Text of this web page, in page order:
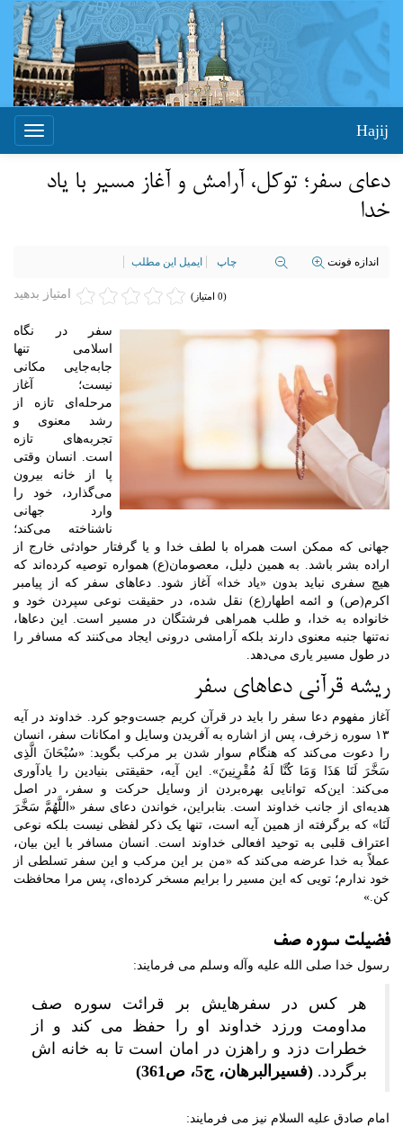
Toggle
Hajij
دعای سفر؛ توکل، آرامش و آغاز مسیر با یاد
خدا
اندازه فونت چاپ ایمیل این مطلب
امتیاز بدهید (0 امتیاز)
سفر در نگاه
اسلامی تنها
جابه‌جایی مکانی
نیست؛ آغاز
مرحله‌ای تازه از
رشد معنوی و
تجربه‌های تازه
است. انسان وقتی
پا از خانه بیرون
می‌گذارد، خود را
وارد جهانی
ناشناخته می‌کند؛
جهانی که ممکن است همراه با لطف خدا و یا گرفتار حوادثی خارج از
اراده بشر باشد. به همین دلیل، معصومان(ع) همواره توصیه کرده‌اند که
هیچ سفری نباید بدون «یاد خدا» آغاز شود. دعاهای سفر که از پیامبر
اکرم(ص) و ائمه اطهار(ع) نقل شده، در حقیقت نوعی سپردن خود و
خانواده به خدا، و طلب همراهی فرشتگان در مسیر است. این دعاها،
نه‌تنها جنبه معنوی دارند بلکه آرامشی درونی ایجاد می‌کنند که مسافر را
در طول مسیر یاری می‌دهد.
ریشه قرآنی دعاهای سفر
آغاز مفهوم دعا سفر را باید در قرآن کریم جست‌وجو کرد. خداوند در آیه
۱۳ سوره زخرف، پس از اشاره به آفریدن وسایل و امکانات سفر، انسان
را دعوت می‌کند که هنگام سوار شدن بر مرکب بگوید: «سُبْحَانَ الَّذِی
سَخَّرَ لَنَا هَذَا وَمَا کُنَّا لَهُ مُقْرِنِینَ». این آیه، حقیقتی بنیادین را یادآوری
می‌کند: این‌که توانایی بهره‌بردن از وسایل حرکت و سفر، در اصل
هدیه‌ای از جانب خداوند است. بنابراین، خواندن دعای سفر «اللَّهُمَّ سَخَّرَ
لَنَا» که برگرفته از همین آیه است، تنها یک ذکر لفظی نیست بلکه نوعی
اعتراف قلبی به توحید افعالی خداوند است. انسان مسافر با این بیان،
عملاً به خدا عرضه می‌کند که «من بر این مرکب و این سفر تسلطی از
خود ندارم؛ تویی که این مسیر را برایم مسخر کرده‌ای، پس مرا محافظت
کن.»
فضیلت سوره صف
رسول خدا صلی الله علیه وآله وسلم می فرمایند:
هر کس در سفرهایش بر قرائت سوره صف
مداومت ورزد خداوند او را حفظ می کند و از
خطرات دزد و راهزن در امان است تا به خانه اش
برگردد. (فسیرالبرهان، ج5، ص361)
امام صادق علیه السلام نیز می فرمایند: